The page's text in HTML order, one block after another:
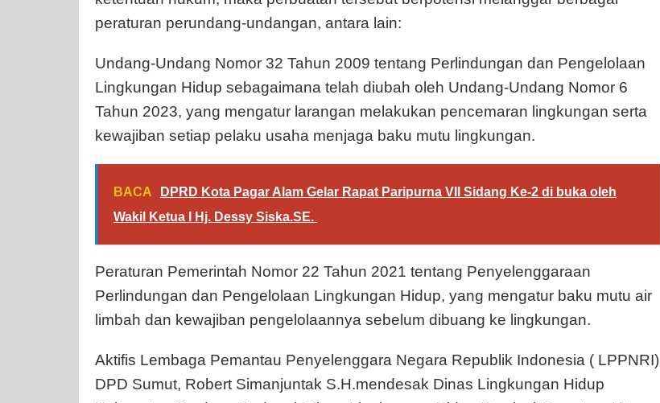
peraturan perundang-undangan, antara lain:
Undang-Undang Nomor 32 Tahun 2009 tentang Perlindungan dan Pengelolaan
Lingkungan Hidup sebagaimana telah diubah oleh Undang-Undang Nomor 6
Tahun 2023, yang mengatur larangan melakukan pencemaran lingkungan serta
kewajiban setiap pelaku usaha menjaga baku mutu lingkungan.
BACA
DPRD Kota Pagar Alam Gelar Rapat Paripurna VII Sidang Ke-2 di buka oleh
Wakil Ketua I Hj. Dessy Siska.SE. ‎
Peraturan Pemerintah Nomor 22 Tahun 2021 tentang Penyelenggaraan
Perlindungan dan Pengelolaan Lingkungan Hidup, yang mengatur baku mutu air
limbah dan kewajiban pengelolaannya sebelum dibuang ke lingkungan.
Aktifis Lembaga Pemantau Penyelenggara Negara Republik Indonesia ( LPPNRI)
DPD Sumut, Robert Simanjuntak S.H.mendesak Dinas Lingkungan Hidup